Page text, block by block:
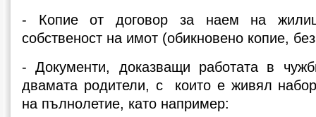
- Копие от договор за наем на
собственост на имот (обикновено копие,
- Документи, доказващи работата в
двамата родители, с които е живял
на пълнолетие, като например: